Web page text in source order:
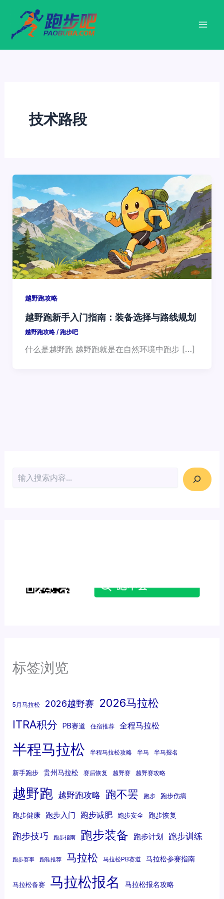
技术路段
越野跑攻略
越野跑新手入门指南：装备选择与路线规划
越野跑攻略/ 跑步吧
什么是越野跑 越野跑就是在自然环境中跑步 […]
标签浏览
5月马拉松 2026越野赛 2026马拉松
ITRA积分 PB赛道 住宿推荐 全程马拉松
半程马拉松 半程马拉松攻略 半马 半马报名
新手跑步 贵州马拉松 赛后恢复 越野赛 越野赛攻略
越野跑 越野跑攻略 跑不罢 跑步 跑步伤病
跑步健康 跑步入门 跑步减肥 跑步安全 跑步恢复
跑步技巧 跑步指南 跑步装备 跑步计划 跑步训练
跑步赛事 跑鞋推荐 马拉松 马拉松PB赛道 马拉松参赛指南
马拉松备赛 马拉松报名 马拉松报名攻略